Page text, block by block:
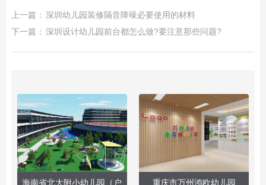
上一篇： 深圳幼儿园装修隔音降噪必要使用的材料
下一篇： 深圳设计幼儿园前台都怎么做?要注意那些问题?
海南省北大附小幼儿园（户
重庆市万州鸿欧幼儿园